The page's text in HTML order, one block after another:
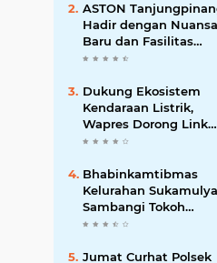
ASTON
Hadir dengan Nuansa
Baru dan Fasilitas
Lengkap untuk
Dukung Ekosistem
Kendaraan Listrik,
Wapres Dorong Link
and Match
Bhabinkamtibmas
Kelurahan Sukamulya
Sambangi Tokoh
Masyarakat, Perkuat
Kamtibmas
Jumat Curhat Polsek